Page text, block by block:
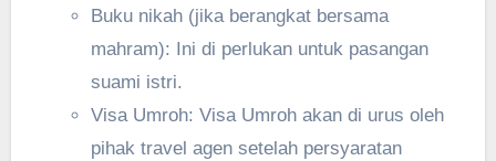
Buku nikah (jika berangkat bersama
mahram): Ini di perlukan untuk pasangan
suami istri.
Visa Umroh: Visa Umroh akan di urus oleh
pihak travel agen setelah persyaratan